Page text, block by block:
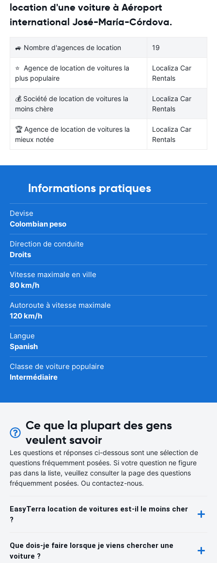
location d'une voiture à Aéroport
international José-María-Córdova.
🚙 Nombre d'agences de location 19
⭐ Agence de location de voitures la
plus populaire
Localiza Car
Rentals
💰 Société de location de voitures la
moins chère
Localiza Car
Rentals
🏆 Agence de location de voitures la
mieux notée
Localiza Car
Rentals
Informations pratiques
Devise
Colombian peso
Direction de conduite
Droits
Vitesse maximale en ville
80 km/h
Autoroute à vitesse maximale
120 km/h
Langue
Spanish
Classe de voiture populaire
Intermédiaire
Ce que la plupart des gens
veulent savoir
Les questions et réponses ci-dessous sont une sélection de
questions fréquemment posées. Si votre question ne figure
pas dans la liste, veuillez consulter la page des questions
fréquemment posées. Ou contactez-nous.
EasyTerra location de voitures est-il le moins cher
?
Que dois-je faire lorsque je viens chercher une
voiture ?